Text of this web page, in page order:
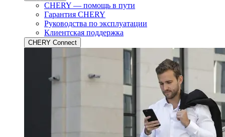
CHERY — помощь в пути
Гарантия CHERY
Руководства по эксплуатации
Клиентская поддержка
CHERY Connect